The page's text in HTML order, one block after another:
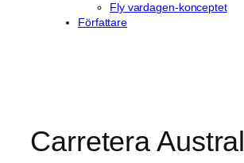
Fly vardagen-konceptet
Författare
Carretera Austral